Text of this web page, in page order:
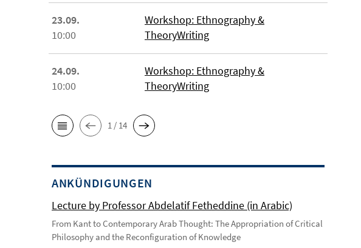
23.09.
10:00
Workshop: Ethnography &
TheoryWriting
24.09.
10:00
Workshop: Ethnography &
TheoryWriting
1 / 14
ANKÜNDIGUNGEN
Lecture by Professor Abdelatif Fetheddine (in Arabic)
From Kant to Contemporary Arab Thought: The Appropriation of Critical
Philosophy and the Reconfiguration of Knowledge